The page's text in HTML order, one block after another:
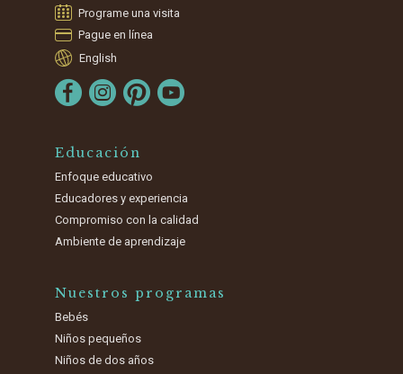
Programe una visita
Pague en línea
English
Educación
Enfoque educativo
Educadores y experiencia
Compromiso con la calidad
Ambiente de aprendizaje
Nuestros programas
Bebés
Niños pequeños
Niños de dos años